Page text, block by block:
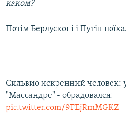
каком?
Потім Берлусконі і Путін
Сильвио искренний человек:
"Массандре" - обрадовался!
pic.twitter.com/9TEjRmMGKZ